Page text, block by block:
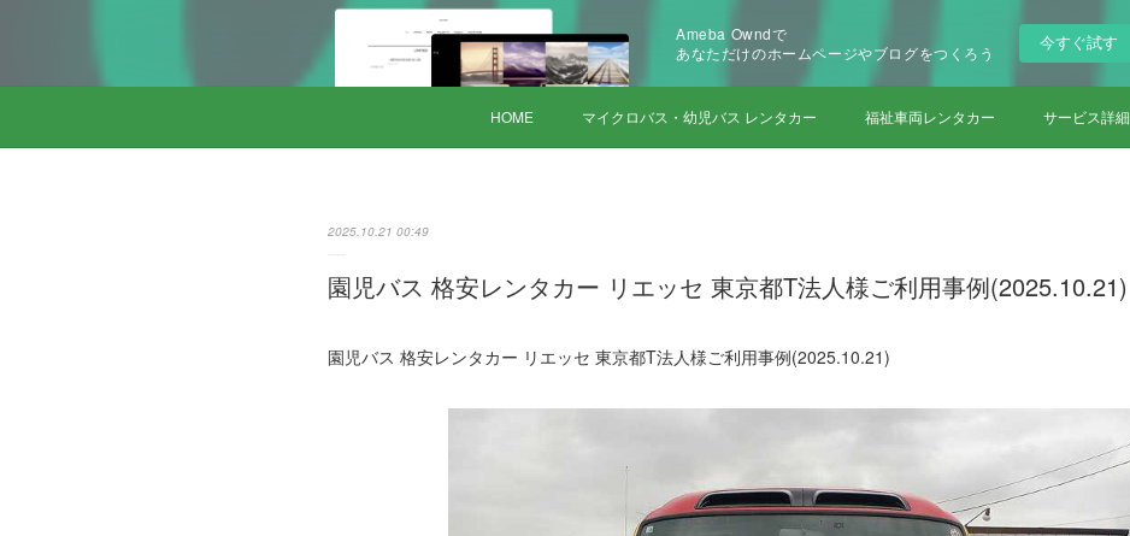
Ameba Owndで
あなただけのホームページやブログをつくろう
今すぐ試す
HOME マイクロバス・幼児バス レンタカー 福祉車両レンタカー サービス詳細
2025.10.21 00:49
園児バス 格安レンタカー リエッセ 東京都T法人様ご利用事例(2025.10.21)
園児バス 格安レンタカー リエッセ 東京都T法人様ご利用事例(2025.10.21)